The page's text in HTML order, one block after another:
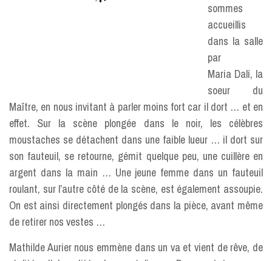
sommes
accueillis
dans la salle
par
Maria Dalí, la
soeur du
Maître, en nous invitant à parler moins fort car il dort … et en
effet. Sur la scène plongée dans le noir, les célèbres
moustaches se détachent dans une faible lueur … il dort sur
son fauteuil, se retourne, gémit quelque peu, une cuillère en
argent dans la main … Une jeune femme dans un fauteuil
roulant, sur l’autre côté de la scène, est également assoupie.
On est ainsi directement plongés dans la pièce, avant même
de retirer nos vestes …
Mathilde Aurier nous emmène dans un va et vient de rêve, de